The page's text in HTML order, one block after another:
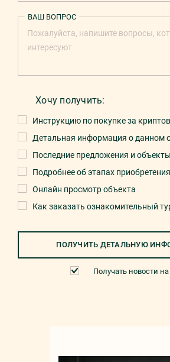
Хочу получить:
Инструкцию по покупке за
Детальная информация о данном
Последние предложения и
Подробнее об этапах
Онлайн просмотр объекта
Как заказать ознакомительный
ВАШ ВОПРОС
ПОЛУЧИТЬ ДЕТАЛЬНУЮ
Получать новости на